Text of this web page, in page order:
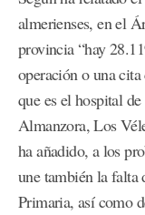
almerienses, en el
provincia “hay
operación o una
que es el hospital
Almanzora, Los
ha añadido, a los
une también la
Primaria, así como